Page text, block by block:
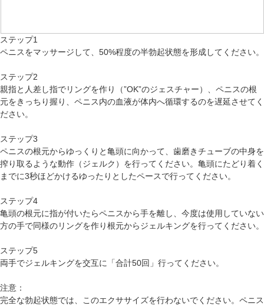
ステップ1
ペニスをマッサージして、50%程度の半勃起状態を形成してください。
ステップ2
親指と人差し指でリングを作り（”OK”のジェスチャー）、ペニスの根
元をきっちり握り、ペニス内の血液が体内へ循環するのを遅延させてく
ださい。
ステップ3
ペニスの根元からゆっくりと亀頭に向かって、歯磨きチューブの中身を
搾り取るような動作（ジェルク）を行ってください。亀頭にたどり着く
までに3秒ほどかけるゆったりとしたペースで行ってください。
ステップ4
亀頭の根元に指が付いたらペニスから手を離し、今度は使用していない
方の手で同様のリングを作り根元からジェルキングを行ってください。
ステップ5
両手でジェルキングを交互に「合計50回」行ってください。
注意：
完全な勃起状態では、このエクササイズを行わないでください。ペニス